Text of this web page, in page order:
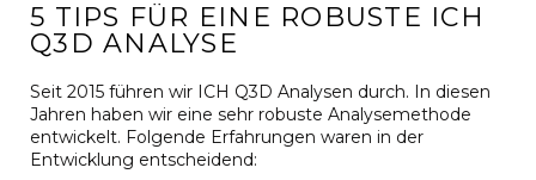
5 TIPS FÜR EINE ROBUSTE ICH
Q3D ANALYSE
Seit 2015 führen wir ICH Q3D Analysen durch. In diesen
Jahren haben wir eine sehr robuste Analysemethode
entwickelt. Folgende Erfahrungen waren in der
Entwicklung entscheidend: